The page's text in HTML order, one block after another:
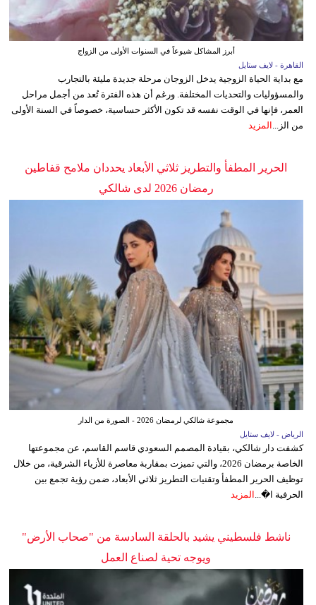
أبرز المشاكل شيوعاً في السنوات الأولى من الزواج
القاهرة - لايف ستايل
مع بداية الحياة الزوجية يدخل الزوجان مرحلة جديدة مليئة بالتجارب
والمسؤوليات والتحديات المختلفة. ورغم أن هذه الفترة تُعد من أجمل مراحل
العمر، فإنها في الوقت نفسه قد تكون الأكثر حساسية، خصوصاً في السنة الأولى
من الز...
المزيد
الحرير المطفأ والتطريز ثلاثي الأبعاد يحددان ملامح قفاطين
رمضان 2026 لدى شالكي
مجموعة شالكي لرمضان 2026 - الصورة من الدار
الرياض - لايف ستايل
كشفت دار شالكي، بقيادة المصمم السعودي قاسم القاسم، عن مجموعتها
الخاصة برمضان 2026، والتي تميزت بمقاربة معاصرة للأزياء الشرقية، من خلال
توظيف الحرير المطفأ وتقنيات التطريز ثلاثي الأبعاد، ضمن رؤية تجمع بين
الحرفية ا�... المزيد
ناشط فلسطيني يشيد بالحلقة السادسة من "صحاب الأرض"
ويوجه تحية لصناع العمل